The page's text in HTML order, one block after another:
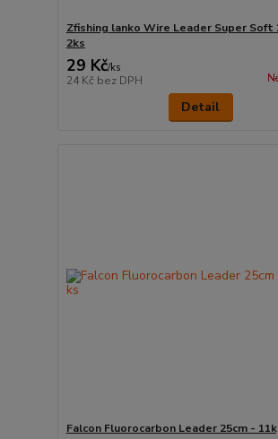
Zfishing lanko Wire Leader Super Soft
2ks
29 Kč/ks
24 Kč bez DPH
Detail
Falcon Fluorocarbon Leader 25cm -